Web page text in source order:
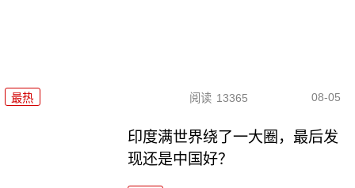
最热 阅读 13365 08-05
印度满世界绕了一大圈，最后发
现还是中国好？